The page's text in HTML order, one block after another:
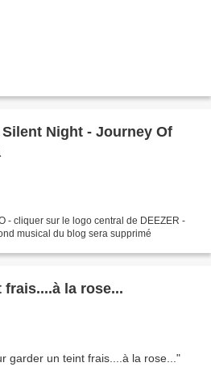
Night - Journey Of
- cliquer sur le logo central de DEEZER -
musical du blog sera supprimé
la rose...